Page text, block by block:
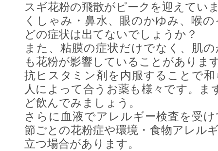
スギ花粉の飛散がピークを迎えてい
くしゃみ・鼻水、眼のかゆみ、喉
どの症状は出てないでしょうか？
また、粘膜の症状だけでなく、肌
も花粉が影響していることがありま
抗ヒスタミン剤を内服することで
人によって合うお薬も様々です。ま
ど飲んでみましょう。
さらに血液でアレルギー検査を受
節ごとの花粉症や環境・食物アレル
立つ場合があります。